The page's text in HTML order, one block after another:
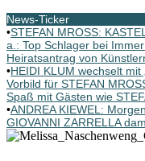
News-Ticker
•STEFAN MROSS:
a.: Top Schlager bei
Heiratsantrag von
•HEIDI KLUM wechselt mit
Vorbild für STEFAN
Spaß mit Gästen wie
•ANDREA KIEWEL:
GIOVANNI ZARRELLA